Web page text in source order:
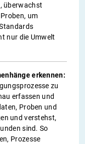
überwachst
um
nur die Umwelt
erkennen:
zu
erfassen und
Proben und
und verstehst,
sind. So
Prozesse